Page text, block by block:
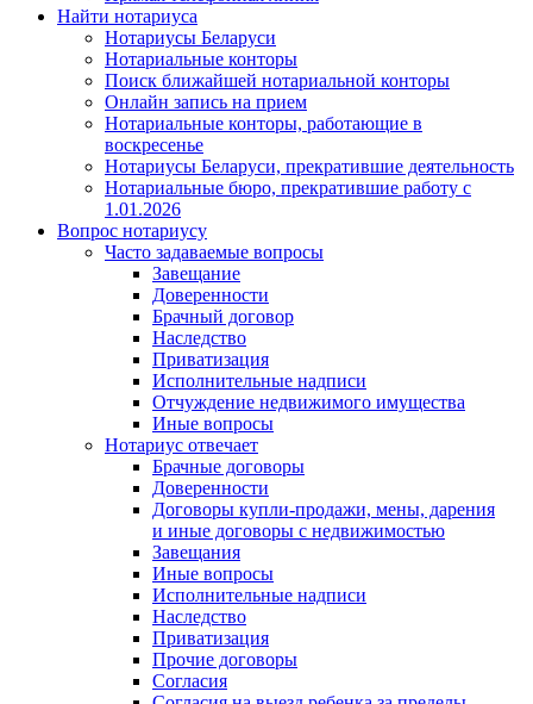
Найти нотариуса
Нотариусы Беларуси
Нотариальные конторы
Поиск ближайшей нотариальной конторы
Онлайн запись на прием
Нотариальные конторы, работающие в
воскресенье
Нотариусы Беларуси, прекратившие деятельность
Нотариальные бюро, прекратившие работу с
1.01.2026
Вопрос нотариусу
Часто задаваемые вопросы
Завещание
Доверенности
Брачный договор
Наследство
Приватизация
Исполнительные надписи
Отчуждение недвижимого имущества
Иные вопросы
Нотариус отвечает
Брачные договоры
Доверенности
Договоры купли-продажи, мены, дарения
и иные договоры с недвижимостью
Завещания
Иные вопросы
Исполнительные надписи
Наследство
Приватизация
Прочие договоры
Согласия